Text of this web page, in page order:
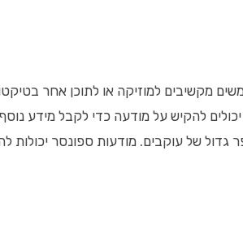
להקיש על מודעה כדי לקבל מידע
של עוקבים. מודעות ספונסר יכולות